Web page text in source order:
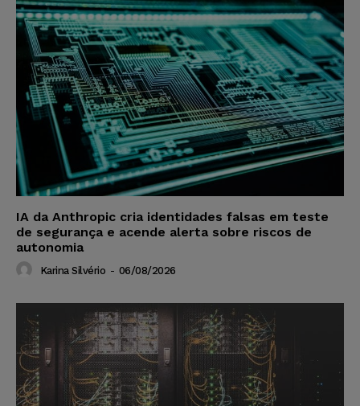
IA da Anthropic cria identidades falsas em teste
de segurança e acende alerta sobre riscos de
autonomia
Karina Silvério - 06/08/2026